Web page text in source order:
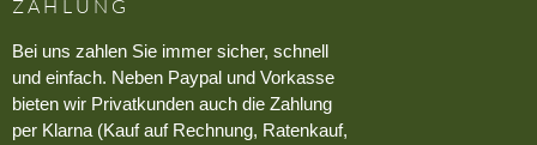
ZAHLUNG
Bei uns zahlen Sie immer sicher, schnell
und einfach. Neben Paypal und Vorkasse
bieten wir Privatkunden auch die Zahlung
per Klarna (Kauf auf Rechnung, Ratenkauf,